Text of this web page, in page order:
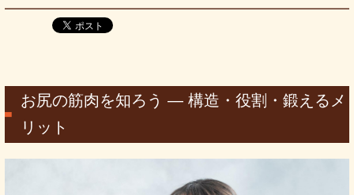
お尻の筋肉を知ろう ― 構造・役割・鍛えるメ
リット